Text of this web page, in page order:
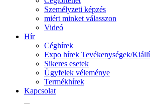
Személyzeti képzés
miért minket válasszon
Videó
Hír
Céghírek
Expo hírek Tevékenységek/
Sikeres esetek
Ügyfelek véleménye
Termékhírek
Kapcsolat